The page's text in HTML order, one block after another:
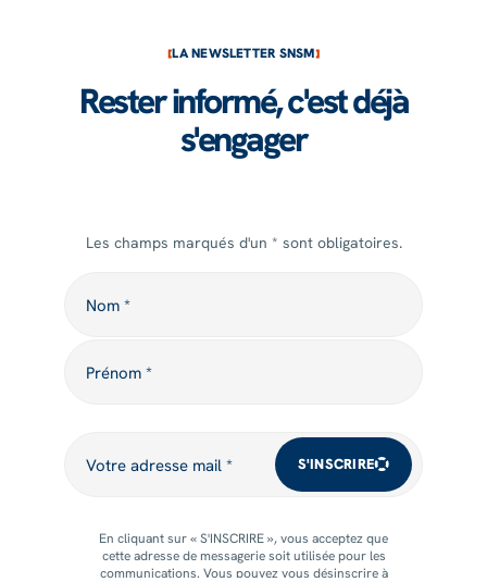
LA NEWSLETTER SNSM
Rester informé, c'est déjà
s'engager
Les champs marqués d'un * sont obligatoires.
Nom *
Prénom *
Votre adresse mail * S'INSCRIRE
En cliquant sur « S'INSCRIRE », vous acceptez que
cette adresse de messagerie soit utilisée pour les
communications. Vous pouvez vous désinscrire à